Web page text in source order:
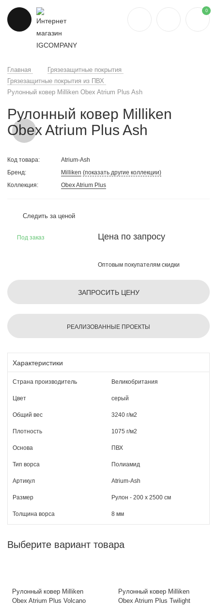
0
Главная
Грязезащитные покрытия
Грязезащитные покрытия из ПВХ
Рулонный ковер Milliken Obex Atrium Plus Ash
Рулонный ковер Milliken
Obex Atrium Plus Ash
Код товара:
Atrium-Ash
Бренд:
Milliken (показать другие коллекции)
Коллекция:
Obex Atrium Plus
Следить за ценой
Цена по запросу
Оптовым покупателям скидки
Под заказ
ЗАПРОСИТЬ ЦЕНУ
РЕАЛИЗОВАННЫЕ ПРОЕКТЫ
Характеристики
Страна производитель Великобритания
Цвет серый
Общий вес 3240 г/м2
Плотность 1075 г/м2
Основа ПВХ
Тип ворса Полиамид
Артикул Atrium-Ash
Размер Рулон - 200 х 2500 cм
Толщина ворса 8 мм
Выберите вариант товара
Рулонный ковер Milliken
Obex Atrium Plus Volcano
Рулонный ковер Milliken
Obex Atrium Plus Twilight